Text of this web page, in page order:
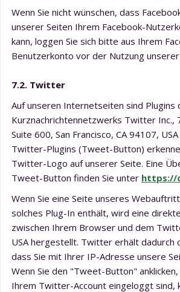
Wenn Sie nicht wünschen, dass
unserer Seiten Ihrem Facebook-
kann, loggen Sie sich bitte aus Ihrem
Benutzerkonto vor der Nutzung
7.2. Twitter
Auf unseren Internetseiten sind Plugins
Kurznachrichtennetzwerks Twitter Inc.,
Suite 600, San Francisco, CA 94107,
Twitter-Plugins (Tweet-Button)
Twitter-Logo auf unserer Seite. Eine
Tweet-Button finden Sie unter https://
Wenn Sie eine Seite unseres
solches Plug-In enthält, wird eine
zwischen Ihrem Browser und dem
USA hergestellt. Twitter erhält dadurch
dass Sie mit Ihrer IP-Adresse unsere
Wenn Sie den "Tweet-Button" anklicken,
Ihrem Twitter-Account eingeloggt sind,